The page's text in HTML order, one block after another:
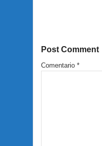
Post Comment
Comentario *